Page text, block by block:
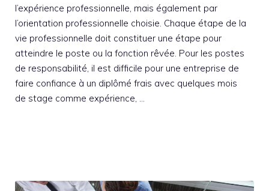
l’expérience professionnelle, mais également par
l’orientation professionnelle choisie. Chaque étape de la
vie professionnelle doit constituer une étape pour
atteindre le poste ou la fonction rêvée. Pour les postes
de responsabilité, il est difficile pour une entreprise de
faire confiance à un diplômé frais avec quelques mois
de stage comme expérience, …